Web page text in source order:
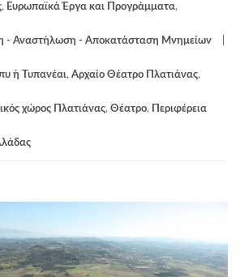
, Ευρωπαϊκά Έργα και Προγράμματα,
- Αναστήλωση - Αποκατάσταση Μνημείων
ή Τυπανέαι, Αρχαίο Θέατρο Πλατιάνας,
χώρος Πλατιάνας, Θέατρο, Περιφέρεια